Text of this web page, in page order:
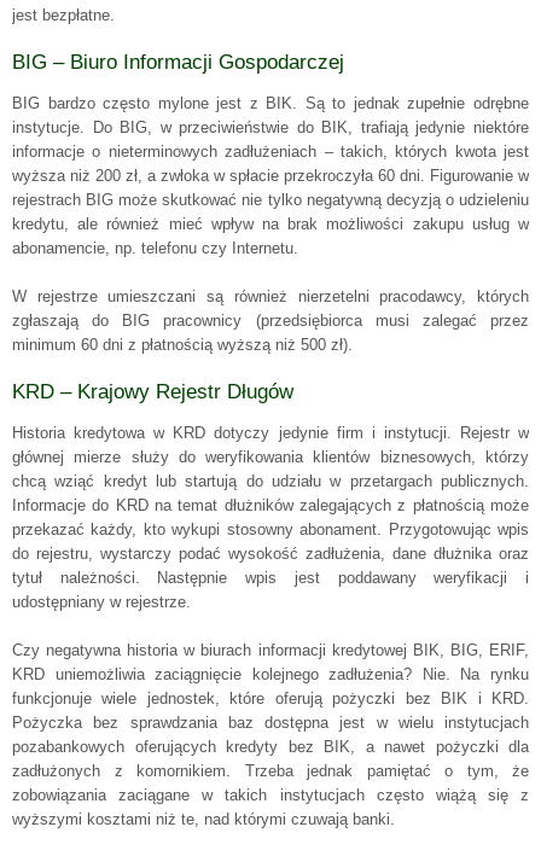
jest bezpłatne.
BIG – Biuro Informacji Gospodarczej
BIG bardzo często mylone jest z BIK. Są to jednak zupełnie odrębne
instytucje. Do BIG, w przeciwieństwie do BIK, trafiają jedynie niektóre
informacje o nieterminowych zadłużeniach – takich, których kwota jest
wyższa niż 200 zł, a zwłoka w spłacie przekroczyła 60 dni. Figurowanie w
rejestrach BIG może skutkować nie tylko negatywną decyzją o udzieleniu
kredytu, ale również mieć wpływ na brak możliwości zakupu usług w
abonamencie, np. telefonu czy Internetu.
W rejestrze umieszczani są również nierzetelni pracodawcy, których
zgłaszają do BIG pracownicy (przedsiębiorca musi zalegać przez
minimum 60 dni z płatnością wyższą niż 500 zł).
KRD – Krajowy Rejestr Długów
Historia kredytowa w KRD dotyczy jedynie firm i instytucji. Rejestr w
głównej mierze służy do weryfikowania klientów biznesowych, którzy
chcą wziąć kredyt lub startują do udziału w przetargach publicznych.
Informacje do KRD na temat dłużników zalegających z płatnością może
przekazać każdy, kto wykupi stosowny abonament. Przygotowując wpis
do rejestru, wystarczy podać wysokość zadłużenia, dane dłużnika oraz
tytuł należności. Następnie wpis jest poddawany weryfikacji i
udostępniany w rejestrze.
Czy negatywna historia w biurach informacji kredytowej BIK, BIG, ERIF,
KRD uniemożliwia zaciągnięcie kolejnego zadłużenia? Nie. Na rynku
funkcjonuje wiele jednostek, które oferują pożyczki bez BIK i KRD.
Pożyczka bez sprawdzania baz dostępna jest w wielu instytucjach
pozabankowych oferujących kredyty bez BIK, a nawet pożyczki dla
zadłużonych z komornikiem. Trzeba jednak pamiętać o tym, że
zobowiązania zaciągane w takich instytucjach często wiążą się z
wyższymi kosztami niż te, nad którymi czuwają banki.